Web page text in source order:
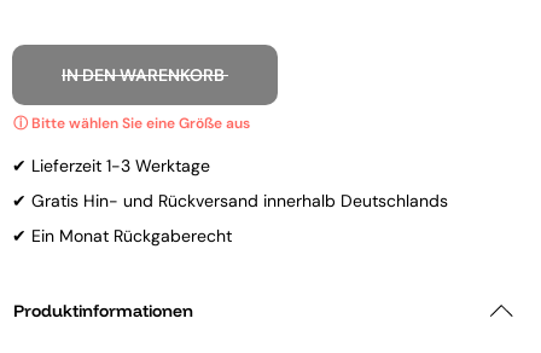
IN DEN WARENKORB
✔ Lieferzeit 1-3 Werktage
✔ Gratis Hin- und Rückversand innerhalb Deutschlands
✔ Ein Monat Rückgaberecht
Produktinformationen